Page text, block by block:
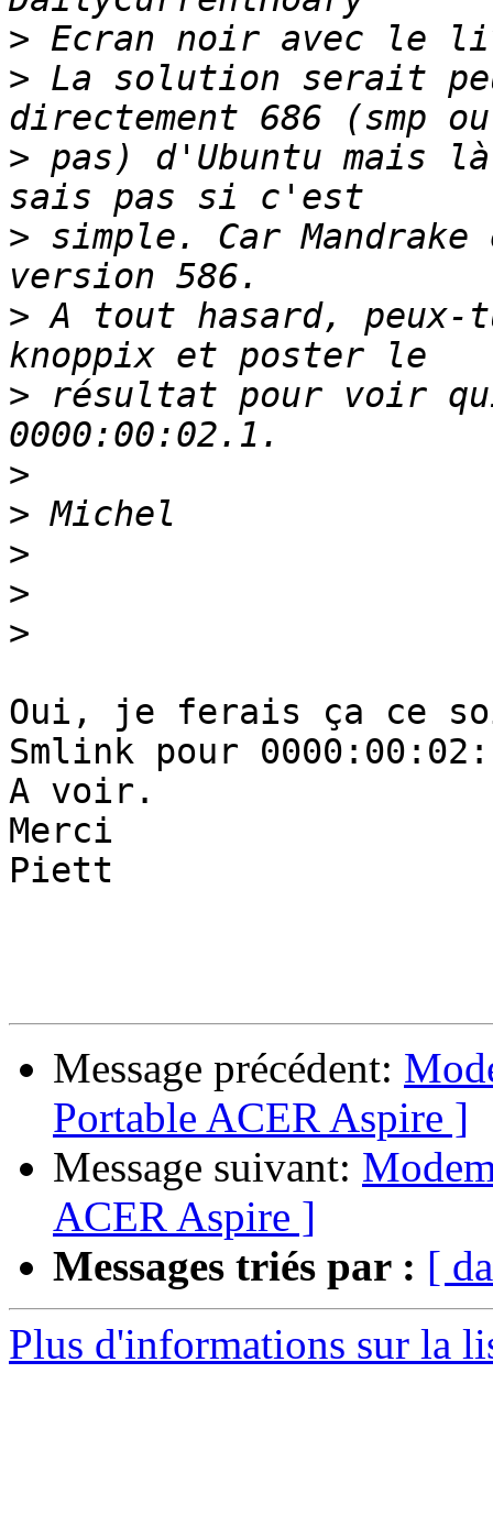
>
> La solution serait
> pas) d'Ubuntu mais
> simple. Car
> A tout hasard,
> résultat pour voir
>
>
>
>
>
Oui, je ferais ça ce
Smlink pour
A voir.
Merci
Piett
Message précédent:
Portable ACER Aspire ]
Message suivant:
ACER Aspire ]
Messages triés par : [
Plus d'informations sur la